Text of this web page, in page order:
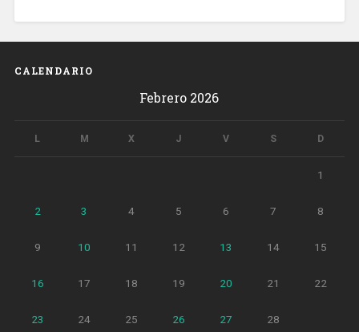
CALENDARIO
Febrero 2026
L M X J V S D
1
2 3 4 5 6 7 8
9 10 11 12 13 14 15
16 17 18 19 20 21 22
23 24 25 26 27 28